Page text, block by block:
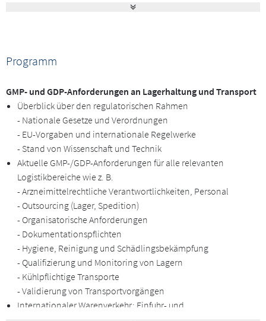
anderem in §7 der AMWHV deutlich und im Rahmen von
ebenfalls hohe Erwartungen.
Lernen Sie in diesem Seminar, wie Sie Ihr Lager GMP/GDP-
konform einrichten und betreiben und diskutieren Sie
verschiedene Lagerhaltungssysteme und typische Mängel.
Bekommen Sie außerdem einen Einblick in die verschiedenen
Aspekte der Arzneimitteldistribution (GDP) und des Cold Chain
Managements.
Programm
GMP- und GDP-Anforderungen an Lagerhaltung und Transport
Überblick über den regulatorischen Rahmen
- Nationale Gesetze und Verordnungen
- EU-Vorgaben und internationale Regelwerke
- Stand von Wissenschaft und Technik
Aktuelle GMP-/GDP-Anforderungen für alle relevanten
Logistikbereiche wie z. B.
- Arzneimittelrechtliche Verantwortlichkeiten, Personal
- Outsourcing (Lager, Spedition)
- Organisatorische Anforderungen
- Dokumentationspflichten
- Hygiene, Reinigung und Schädlingsbekämpfung
- Qualifizierung und Monitoring von Lagern
- Kühlpflichtige Transporte
- Validierung von Transportvorgängen
Internationaler Warenverkehr: Einfuhr- und